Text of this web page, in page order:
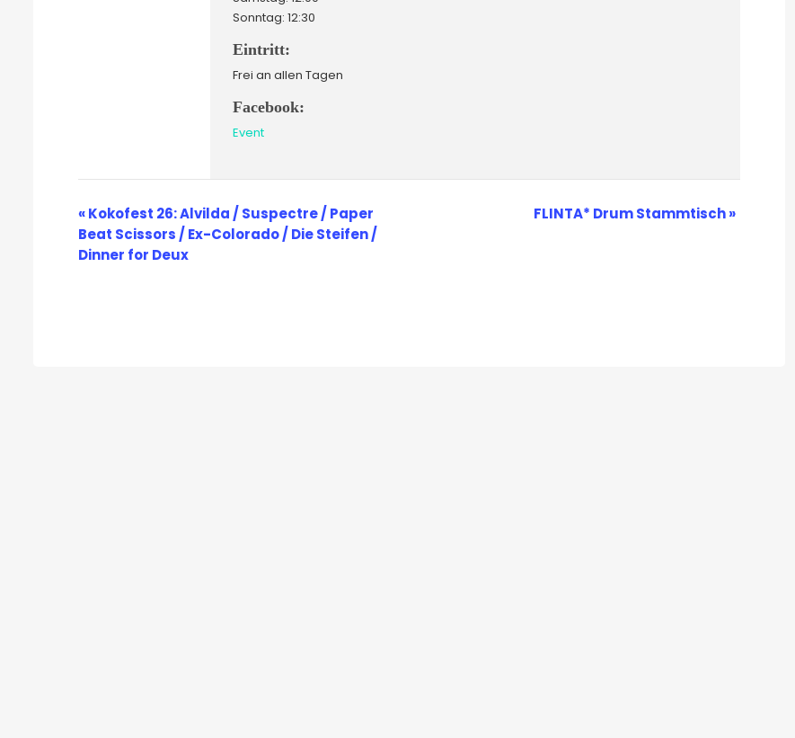
Sonntag: 12:30
Eintritt:
Frei an allen Tagen
Facebook:
Event
Veranstaltung-
Navigation
«Kokofest 26: Alvilda / Suspectre / Paper
Beat Scissors / Ex-Colorado / Die Steifen /
Dinner for Deux
FLINTA* Drum Stammtisch»